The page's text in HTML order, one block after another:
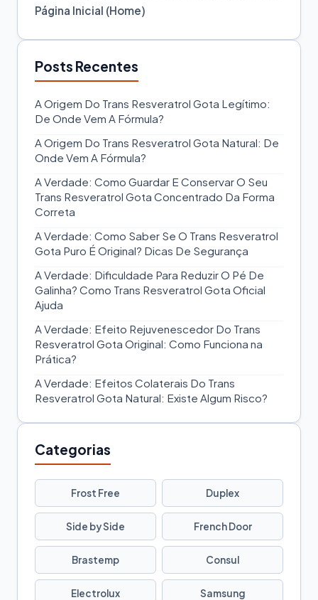
Página Inicial (Home)
Posts Recentes
A Origem Do Trans Resveratrol Gota Legítimo:
De Onde Vem A Fórmula?
A Origem Do Trans Resveratrol Gota Natural: De
Onde Vem A Fórmula?
A Verdade: Como Guardar E Conservar O Seu
Trans Resveratrol Gota Concentrado Da Forma
Correta
A Verdade: Como Saber Se O Trans Resveratrol
Gota Puro É Original? Dicas De Segurança
A Verdade: Dificuldade Para Reduzir O Pé De
Galinha? Como Trans Resveratrol Gota Oficial
Ajuda
A Verdade: Efeito Rejuvenescedor Do Trans
Resveratrol Gota Original: Como Funciona na
Prática?
A Verdade: Efeitos Colaterais Do Trans
Resveratrol Gota Natural: Existe Algum Risco?
Categorias
Frost Free Duplex
Side by Side French Door
Brastemp Consul
Electrolux Samsung